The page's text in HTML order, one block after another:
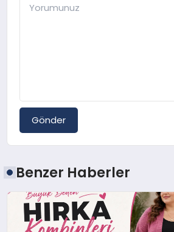
Gönder
Benzer Haberler